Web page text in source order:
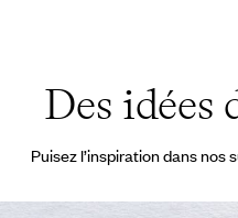
Des idées
Puisez l’inspiration dans